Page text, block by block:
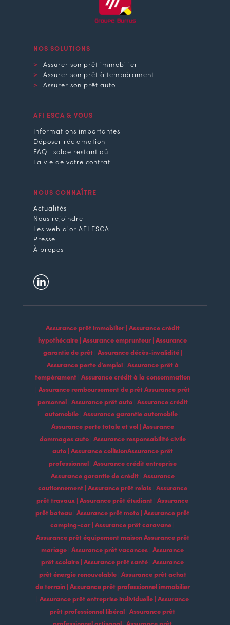
NOS SOLUTIONS
Assurer son prêt immobilier
Assurer son prêt à tempérament
Assurer son prêt auto
AFI ESCA & VOUS
Informations importantes
Déposer réclamation
FAQ : solde restant dû
La vie de votre contrat
NOUS CONNAÎTRE
Actualités
Nous rejoindre
Les web d'or AFI ESCA
Presse
À propos
Assurance prêt immobilier | Assurance crédit
hypothécaire | Assurance emprunteur | Assurance
garantie de prêt | Assurance décès-invalidité |
Assurance perte d’emploi | Assurance prêt à
tempérament | Assurance crédit à la consommation
| Assurance remboursement de prêt Assurance prêt
personnel | Assurance prêt auto | Assurance crédit
automobile | Assurance garantie automobile |
Assurance perte totale et vol | Assurance
dommages auto | Assurance responsabilité civile
auto | Assurance collisionAssurance prêt
professionnel | Assurance crédit entreprise
Assurance garantie de crédit | Assurance
cautionnement | Assurance prêt relais | Assurance
prêt travaux | Assurance prêt étudiant | Assurance
prêt bateau | Assurance prêt moto | Assurance prêt
camping-car | Assurance prêt caravane |
Assurance prêt équipement maison Assurance prêt
mariage | Assurance prêt vacances | Assurance
prêt scolaire | Assurance prêt santé | Assurance
prêt énergie renouvelable | Assurance prêt achat
de terrain | Assurance prêt professionnel immobilier
| Assurance prêt entreprise individuelle | Assurance
prêt professionnel libéral | Assurance prêt
professionnel artisanal | Assurance prêt